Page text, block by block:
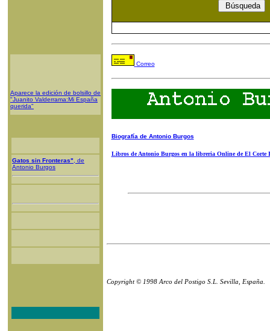
Aparece la edición de bolsillo de
"Juanito Valderrama:Mi España
querida"
Gatos sin Fronteras" , de
Antonio Burgos
Correo
Biografía de Antonio Burgos
Libros de Antonio Burgos en la libreria Online de El Corte
Copyright © 1998 Arco del Postigo S.L. Sevilla, España.